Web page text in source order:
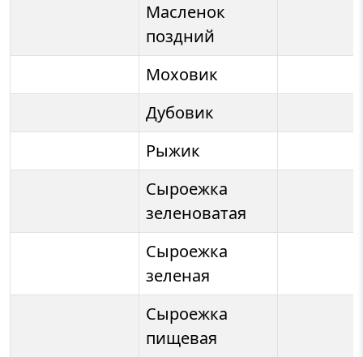
Масленок
поздний
Моховик
Дубовик
Рыжик
Сыроежка
зеленоватая
Сыроежка
зеленая
Сыроежка
пищевая